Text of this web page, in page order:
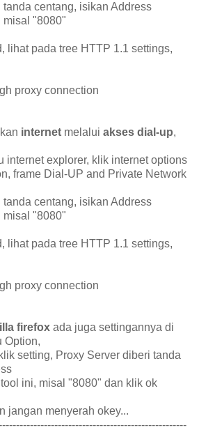
centang, isikan Address
misal "8080"
lihat pada tree HTTP 1.1 settings,
proxy connection
internet melalui akses dial-up,
internet explorer, klik internet options
frame Dial-UP and Private Network
centang, isikan Address
misal "8080"
lihat pada tree HTTP 1.1 settings,
proxy connection
firefox ada juga settingannya di
Option,
setting, Proxy Server diberi tanda
ini, misal "8080" dan klik ok
jangan menyerah okey...